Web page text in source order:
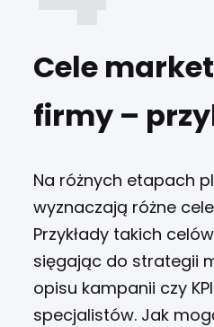
Cele
firmy –
Na różnych etapach
wyznaczają różne
Przykłady takich
sięgając do strategii
opisu kampanii czy
specjalistów. Jak